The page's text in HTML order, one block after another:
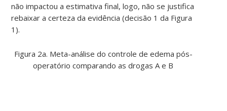
não impactou a estimativa final, logo, não se justifica
rebaixar a certeza da evidência (decisão 1 da Figura
1).
Figura 2a. Meta-análise do controle de edema pós-
operatório comparando as drogas A e B